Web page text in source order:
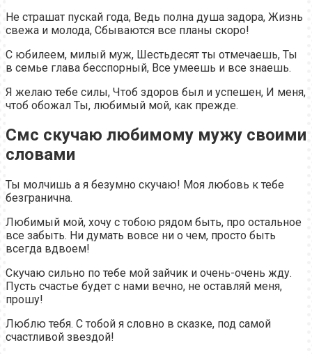
Не страшат пускай года, Ведь полна душа задора, Жизнь
свежа и молода, Сбываются все планы скоро!
С юбилеем, милый муж, Шестьдесят ты отмечаешь, Ты
в семье глава бесспорный, Все умеешь и все знаешь.
Я желаю тебе силы, Чтоб здоров был и успешен, И меня,
чтоб обожал Ты, любимый мой, как прежде.
Смс скучаю любимому мужу своими
словами
Ты молчишь а я безумно скучаю! Моя любовь к тебе
безгранична.
Любимый мой, хочу с тобою рядом быть, про остальное
все забыть. Ни думать вовсе ни о чем, просто быть
всегда вдвоем!
Скучаю сильно по тебе мой зайчик и очень-очень жду.
Пусть счастье будет с нами вечно, не оставляй меня,
прошу!
Люблю тебя. С тобой я словно в сказке, под самой
счастливой звездой!